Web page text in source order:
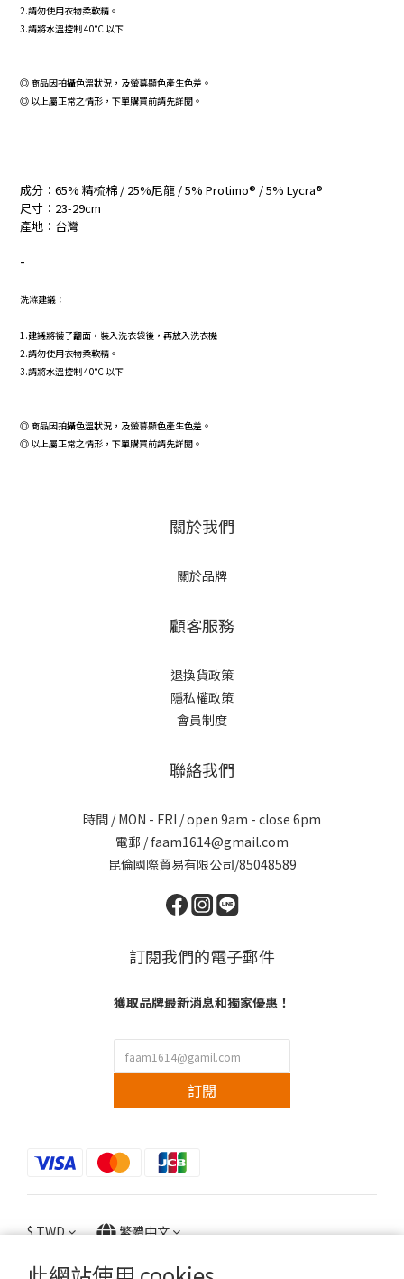
2.請勿使用衣物柔軟精。
3.請將水溫控制 40°C 以下
◎ 商品因拍攝色溫狀況，及螢幕顯色產生色差。
◎ 以上屬正常之情形，下單購買前請先詳閱。
成分：65% 精梳棉 / 25%尼龍 / 5% Protimo® / 5% Lycra®
尺寸：23-29cm
產地：台灣
-
洗滌建議：
1.建議將襪子翻面，裝入洗衣袋後，再放入洗衣機
2.請勿使用衣物柔軟精。
3.請將水溫控制 40°C 以下
◎ 商品因拍攝色溫狀況，及螢幕顯色產生色差。
◎ 以上屬正常之情形，下單購買前請先詳閱。
關於我們
關於品牌
顧客服務
退換貨政策
隱私權政策
會員制度
聯絡我們
時間 / MON - FRI / open 9am - close 6pm
電郵 / faam1614@gmail.com
昆倫國際貿易有限公司/85048589
訂閱我們的電子郵件
獲取品牌最新消息和獨家優惠！
訂閱
$TWD 繁體中文